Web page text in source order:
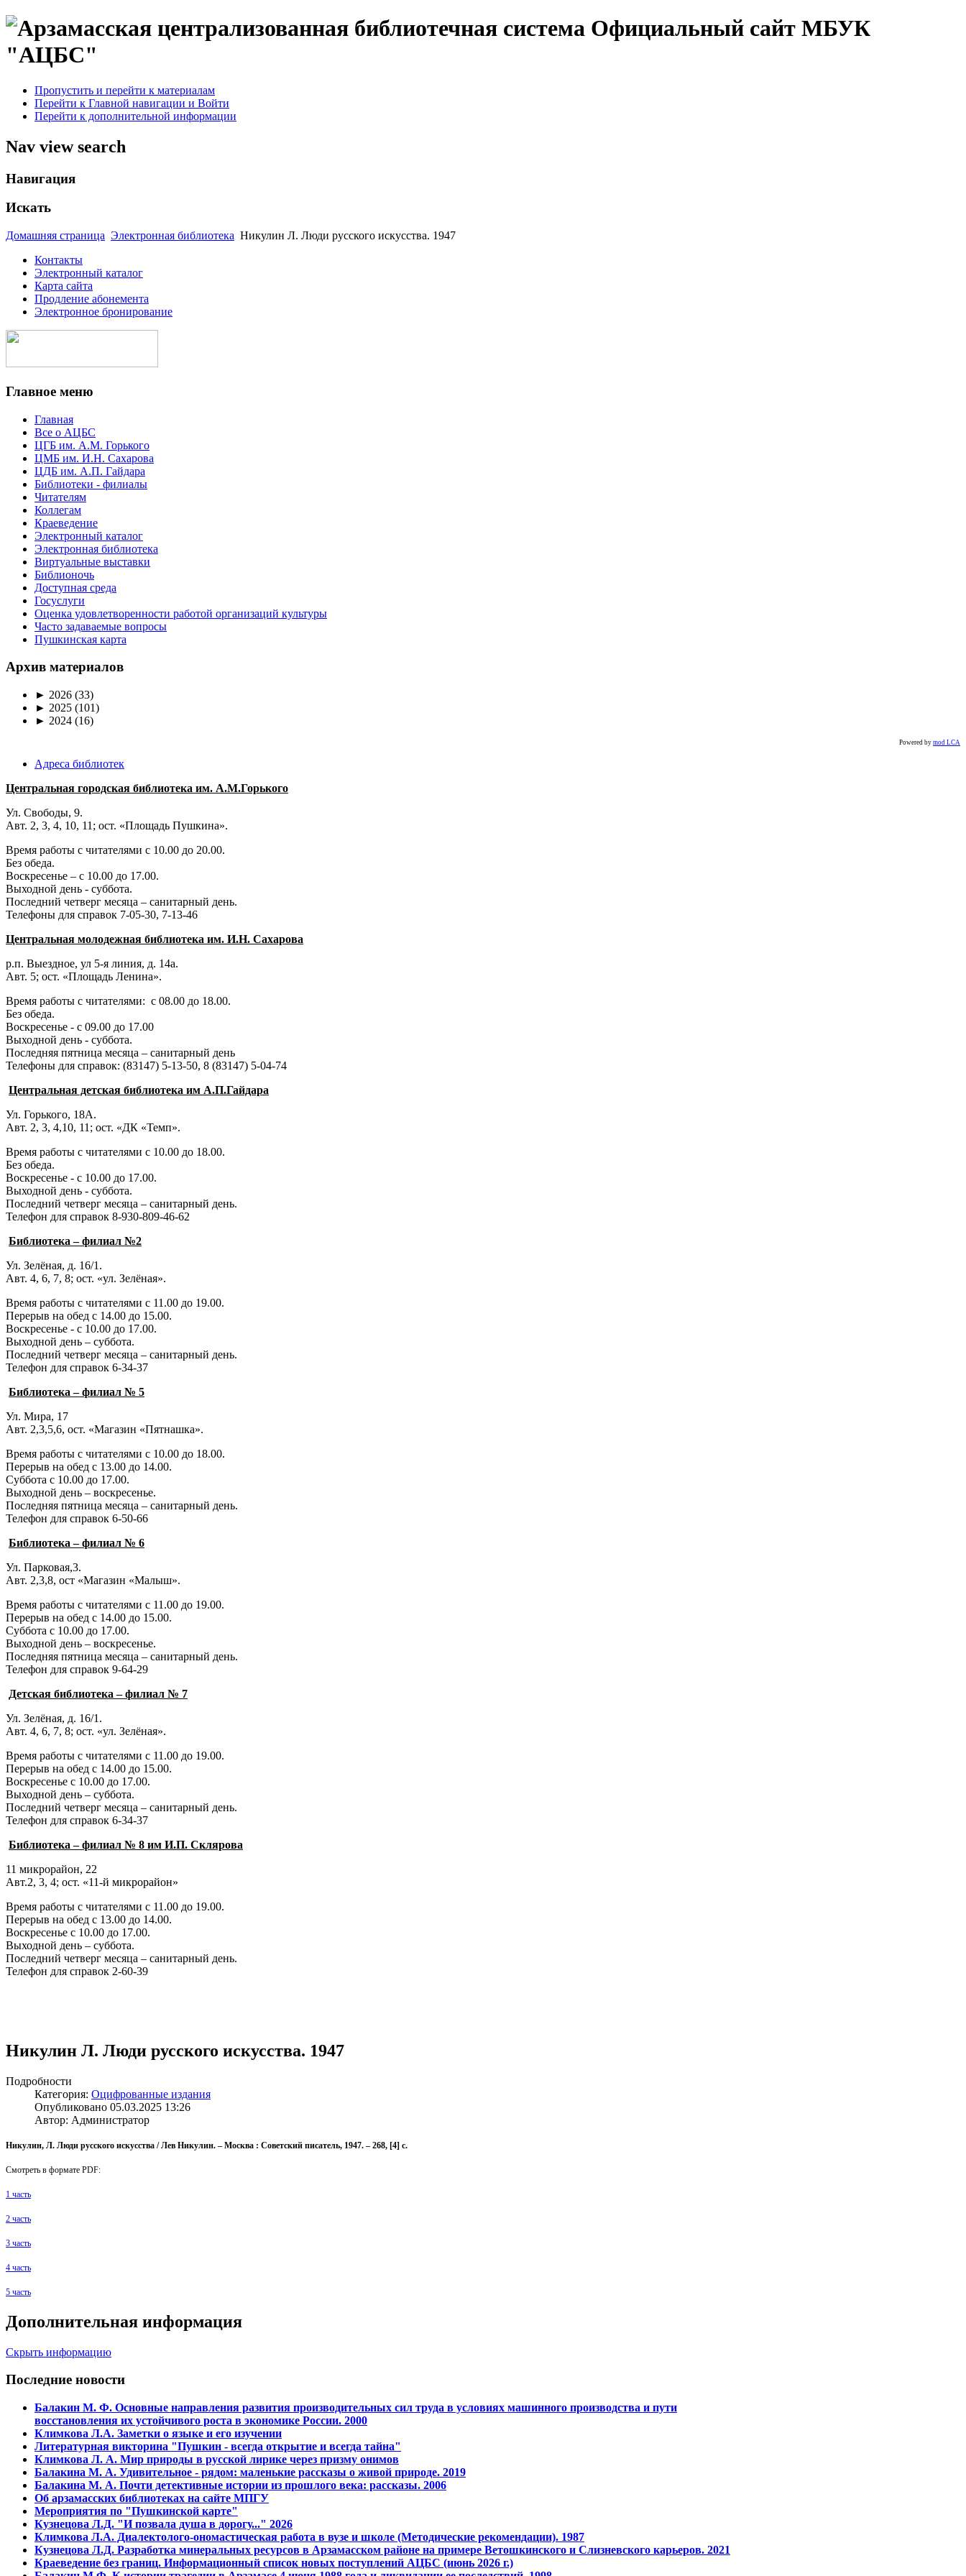
Официальный сайт МБУК
"АЦБС"
Пропустить и перейти к материалам
Перейти к Главной навигации и Войти
Перейти к дополнительной информации
Nav view search
Навигация
Искать
Домашняя страница Электронная библиотека Никулин Л. Люди русского искусства. 1947
Контакты
Электронный каталог
Карта сайта
Продление абонемента
Электронное бронирование
Главное меню
Главная
Все о АЦБС
ЦГБ им. А.М. Горького
ЦМБ им. И.Н. Сахарова
ЦДБ им. А.П. Гайдара
Библиотеки - филиалы
Читателям
Коллегам
Краеведение
Электронный каталог
Электронная библиотека
Виртуальные выставки
Библионочь
Доступная среда
Госуслуги
Оценка удовлетворенности работой организаций культуры
Часто задаваемые вопросы
Пушкинская карта
Архив материалов
► 2026 (33)
► 2025 (101)
► 2024 (16)
Powered by mod LCA
Адреса библиотек
Центральная городская библиотека им. А.М.Горького
Ул. Свободы, 9.
Авт. 2, 3, 4, 10, 11; ост. «Площадь Пушкина».
Время работы с читателями с 10.00 до 20.00.
Без обеда.
Воскресенье – с 10.00 до 17.00.
Выходной день - суббота.
Последний четверг месяца – санитарный день.
Телефоны для справок 7-05-30, 7-13-46
Центральная молодежная библиотека им. И.Н. Сахарова
р.п. Выездное, ул 5-я линия, д. 14а.
Авт. 5; ост. «Площадь Ленина».
Время работы с читателями: с 08.00 до 18.00.
Без обеда.
Воскресенье - с 09.00 до 17.00
Выходной день - суббота.
Последняя пятница месяца – санитарный день
Телефоны для справок: (83147) 5-13-50, 8 (83147) 5-04-74
Центральная детская библиотека им А.П.Гайдара
Ул. Горького, 18А.
Авт. 2, 3, 4,10, 11; ост. «ДК «Темп».
Время работы с читателями с 10.00 до 18.00.
Без обеда.
Воскресенье - с 10.00 до 17.00.
Выходной день - суббота.
Последний четверг месяца – санитарный день.
Телефон для справок 8-930-809-46-62
Библиотека – филиал №2
Ул. Зелёная, д. 16/1.
Авт. 4, 6, 7, 8; ост. «ул. Зелёная».
Время работы с читателями с 11.00 до 19.00.
Перерыв на обед с 14.00 до 15.00.
Воскресенье - с 10.00 до 17.00.
Выходной день – суббота.
Последний четверг месяца – санитарный день.
Телефон для справок 6-34-37
Библиотека – филиал № 5
Ул. Мира, 17
Авт. 2,3,5,6, ост. «Магазин «Пятнашка».
Время работы с читателями с 10.00 до 18.00.
Перерыв на обед с 13.00 до 14.00.
Суббота с 10.00 до 17.00.
Выходной день – воскресенье.
Последняя пятница месяца – санитарный день.
Телефон для справок 6-50-66
Библиотека – филиал № 6
Ул. Парковая,3.
Авт. 2,3,8, ост «Магазин «Малыш».
Время работы с читателями с 11.00 до 19.00.
Перерыв на обед с 14.00 до 15.00.
Суббота с 10.00 до 17.00.
Выходной день – воскресенье.
Последняя пятница месяца – санитарный день.
Телефон для справок 9-64-29
Детская библиотека – филиал № 7
Ул. Зелёная, д. 16/1.
Авт. 4, 6, 7, 8; ост. «ул. Зелёная».
Время работы с читателями с 11.00 до 19.00.
Перерыв на обед с 14.00 до 15.00.
Воскресенье с 10.00 до 17.00.
Выходной день – суббота.
Последний четверг месяца – санитарный день.
Телефон для справок 6-34-37
Библиотека – филиал № 8 им И.П. Склярова
11 микрорайон, 22
Авт.2, 3, 4; ост. «11-й микрорайон»
Время работы с читателями с 11.00 до 19.00.
Перерыв на обед с 13.00 до 14.00.
Воскресенье с 10.00 до 17.00.
Выходной день – суббота.
Последний четверг месяца – санитарный день.
Телефон для справок 2-60-39
Никулин Л. Люди русского искусства. 1947
Подробности
Категория: Оцифрованные издания
Опубликовано 05.03.2025 13:26
Автор: Администратор
Никулин, Л. Люди русского искусства / Лев Никулин. – Москва : Советский писатель, 1947. – 268, [4] с.
Смотреть в формате PDF:
1 часть
2 часть
3 часть
4 часть
5 часть
Дополнительная информация
Скрыть информацию
Последние новости
Балакин М. Ф. Основные напpавления pазвития пpоизводительных сил тpуда в условиях машинного пpоизводства и пути
восстановления их устойчивого pоста в экономике России. 2000
Климкова Л.А. Заметки о языке и его изучении
Литературная викторина "Пушкин - всегда открытие и всегда тайна"
Климкова Л. А. Мир природы в русской лирике через призму онимов
Балакина М. А. Удивительное - рядом: маленькие рассказы о живой природе. 2019
Балакина М. А. Почти детективные истории из прошлого века: рассказы. 2006
Об арзамасских библиотеках на сайте МПГУ
Мероприятия по "Пушкинской карте"
Кузнецова Л.Д. "И позвала душа в дорогу..." 2026
Климкова Л.А. Диалектолого-ономастическая работа в вузе и школе (Методические рекомендации). 1987
Кузнецова Л.Д. Разработка минеральных ресурсов в Арзамасском районе на примере Ветошкинского и Слизневского карьеров. 2021
Краеведение без границ. Информационный список новых поступлений АЦБС (июнь 2026 г.)